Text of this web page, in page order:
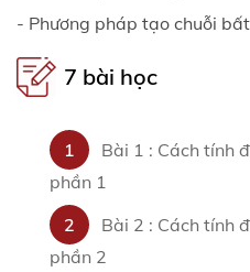
- Phương pháp tạo chuỗi
7 bài học
1
Bài 1 : Cách tính
phần 1
2
Bài 2 : Cách tính
phần 2